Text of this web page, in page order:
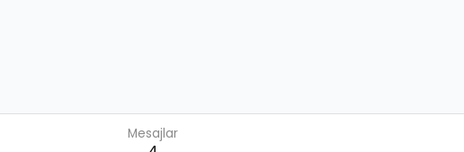
Mesajlar